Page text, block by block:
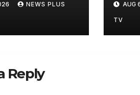
कम वर्षा, आज
अलर्ट
NEWS PLUS AUG
TV
Reply